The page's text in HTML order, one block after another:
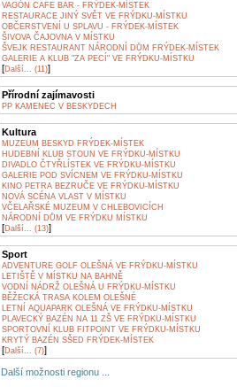
VAGÓN CAFE BAR - FRÝDEK-MÍSTEK
RESTAURACE JINÝ SVĚT VE FRÝDKU-MÍSTKU
OBČERSTVENÍ U SPLAVU - FRÝDEK-MÍSTEK
ŠIVOVA ČAJOVNA V MÍSTKU
ŠVEJK RESTAURANT NÁRODNÍ DŮM FRÝDEK-MÍSTEK
GALERIE A KLUB "ZA PECÍ" VE FRÝDKU-MÍSTKU
[Další... (11)]
Přírodní zajímavosti
PP KAMENEC V BESKYDECH
Kultura
MUZEUM BESKYD FRÝDEK-MÍSTEK
HUDEBNÍ KLUB STOUN VE FRÝDKU-MÍSTKU
DIVADLO ČTYŘLÍSTEK VE FRÝDKU-MÍSTKU
GALERIE POD SVÍCNEM VE FRÝDKU-MÍSTKU
KINO PETRA BEZRUČE VE FRÝDKU-MÍSTKU
NOVÁ SCÉNA VLAST V MÍSTKU
VČELAŘSKÉ MUZEUM V CHLEBOVICÍCH
NÁRODNÍ DŮM VE FRÝDKU MÍSTKU
[Další... (13)]
Sport
ADVENTURE GOLF OLEŠNÁ VE FRÝDKU-MÍSTKU
LETIŠTĚ V MÍSTKU NA BAHNĚ
VODNÍ NÁDRŽ OLEŠNÁ U FRÝDKU-MÍSTKU
BĚŽECKÁ TRASA KOLEM OLEŠNÉ
LETNÍ AQUAPARK OLEŠNÁ VE FRÝDKU-MÍSTKU
PLAVECKÝ BAZÉN NA 11 ZŠ VE FRÝDKU-MÍSTKU
SPORTOVNÍ KLUB FITPOINT VE FRÝDKU-MÍSTKU
KRYTÝ BAZÉN SŠED FRÝDEK-MÍSTEK
[Další... (7)]
Další možnosti regionu ...